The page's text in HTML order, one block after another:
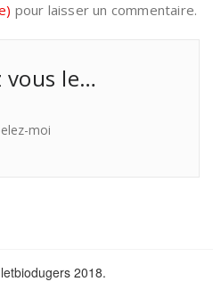
pour laisser un commentaire.
vous le…
moi
2018.